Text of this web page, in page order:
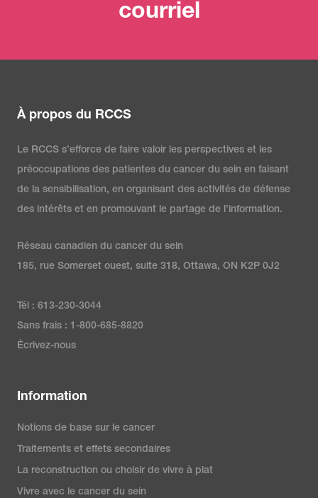
courriel
À propos du RCCS
Le RCCS s’efforce de faire valoir les perspectives et les
préoccupations des patientes du cancer du sein en faisant
de la sensibilisation, en organisant des activités de défense
des intérêts et en promouvant le partage de l’information.
Réseau canadien du cancer du sein
185, rue Somerset ouest, suite 318, Ottawa, ON K2P 0J2
Tél : 613-230-3044
Sans frais : 1-800-685-8820
Écrivez-nous
Information
Notions de base sur le cancer
Traitements et effets secondaires
La reconstruction ou choisir de vivre à plat
Vivre avec le cancer du sein